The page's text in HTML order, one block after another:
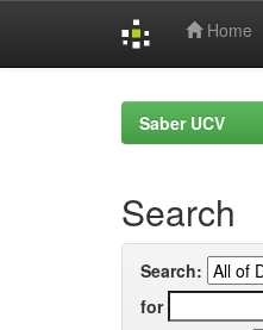
Home
Saber UCV
Search
Search:
for